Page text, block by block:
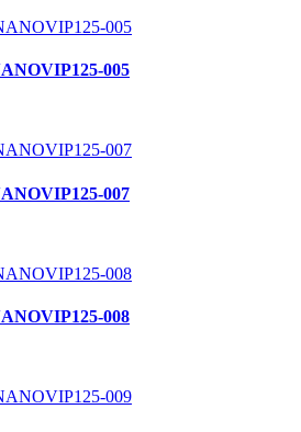
005
007
008